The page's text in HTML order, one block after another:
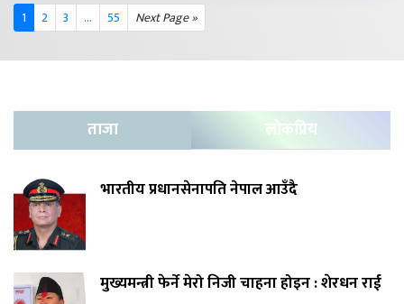
1 2 3 ... 55 Next Page »
ताजा लोकप्रिय
भारतीय प्रधानसेनापति नेपाल आउँदै
मुख्यमन्त्री फेर्ने मेरो निजी चाहना होइन : शेरधन राई